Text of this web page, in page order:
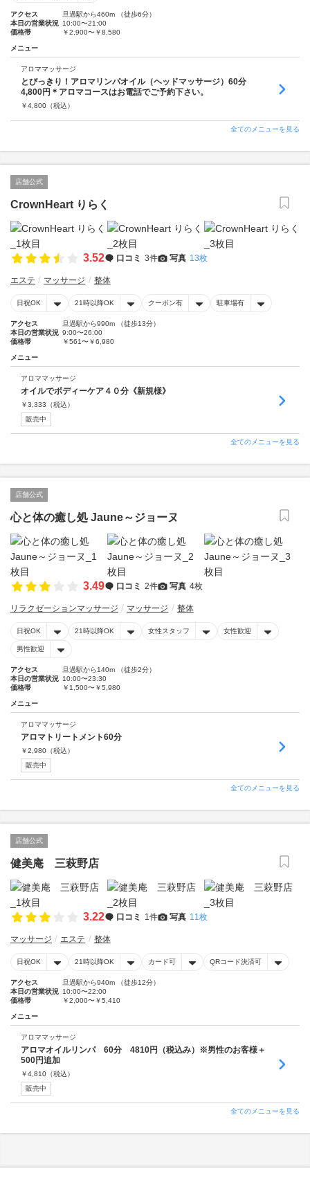
アクセス
旦過駅から460m （徒歩6分）
本日の営業状況 10:00〜21:00
価格帯
￥2,900〜￥8,580
メニュー
アロママッサージ
とびっきり！アロマリンパオイル（ヘッドマッサージ）60分
4,800円＊アロマコースはお電話でご予約下さい。
￥4,800 （税込）
全てのメニューを見る
店舗公式
CrownHeart りらく
3.52 口コミ 3件 写真 13枚
エステ マッサージ 整体
日祝OK 21時以降OK クーポン有 駐車場有
アクセス
旦過駅から990m （徒歩13分）
本日の営業状況 9:00〜26:00
価格帯
￥561〜￥6,980
メニュー
アロママッサージ
オイルでボディーケア４０分《新規様》
￥3,333 （税込）
販売中
全てのメニューを見る
店舗公式
心と体の癒し処 Jaune～ジョーヌ
3.49 口コミ 2件 写真 4枚
リラクゼーションマッサージ マッサージ 整体
日祝OK 21時以降OK 女性スタッフ 女性歓迎
男性歓迎
アクセス
旦過駅から140m （徒歩2分）
本日の営業状況 10:00〜23:30
価格帯
￥1,500〜￥5,980
メニュー
アロママッサージ
アロマトリートメント60分
￥2,980 （税込）
販売中
全てのメニューを見る
店舗公式
健美庵 三萩野店
3.22 口コミ 1件 写真 11枚
マッサージ エステ 整体
日祝OK 21時以降OK カード可 QRコード決済可
アクセス
旦過駅から940m （徒歩12分）
本日の営業状況 10:00〜22:00
価格帯
￥2,000〜￥5,410
メニュー
アロママッサージ
アロマオイルリンパ 60分 4810円（税込み）※男性のお客様＋
500円追加
￥4,810 （税込）
販売中
全てのメニューを見る